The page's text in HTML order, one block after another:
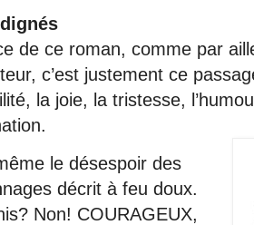
de ce roman, comme par
c’est justement ce
la joie, la tristesse,
le désespoir des
décrit à feu doux.
Non! COURAGEUX,